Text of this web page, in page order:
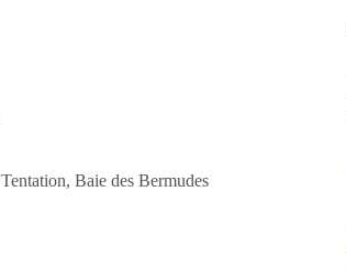
Baie des Bermudes